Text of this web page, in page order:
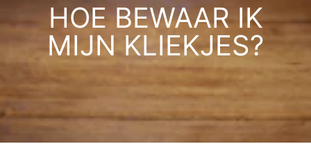
HOE BEWAAR IK
MIJN KLIEKJES?